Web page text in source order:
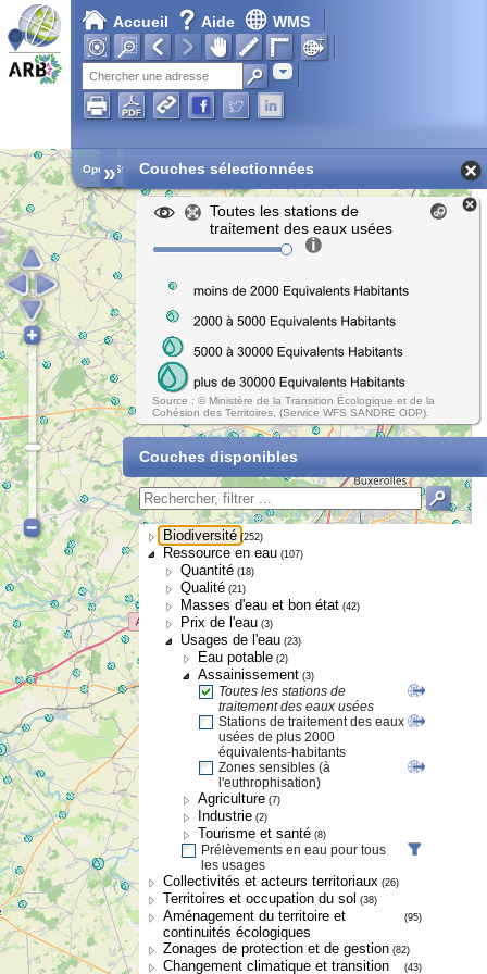
Accueil Aide WMS
Adresse
Open Street Map
» Couches sélectionnées
Toutes les stations de
traitement des eaux usées
Source : © Ministère de la Transition Écologique et de la
Cohésion des Territoires, (Service WFS SANDRE ODP).
Couches disponibles
Biodiversité (252)
Ressource en eau (107)
Quantité (18)
Qualité (21)
Masses d'eau et bon état (42)
Prix de l'eau (3)
Usages de l'eau (23)
Eau potable (2)
Assainissement (3)
Toutes les stations de
traitement des eaux usées
Stations de traitement des eaux
usées de plus 2000
équivalents-habitants
Zones sensibles (à
l'euthrophisation)
Agriculture (7)
Industrie (2)
Tourisme et santé (8)
Prélèvements en eau pour tous
les usages
Collectivités et acteurs territoriaux (26)
Territoires et occupation du sol (38)
Aménagement du territoire et
continuités écologiques
(95)
Zonages de protection et de gestion (82)
Changement climatique et transition (43)